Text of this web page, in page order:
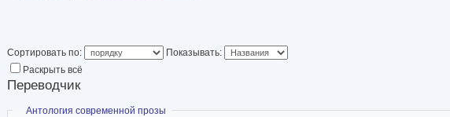
Сортировать по:
Показывать:
Раскрыть всё
Переводчик
Скрыть
Антология современной прозы